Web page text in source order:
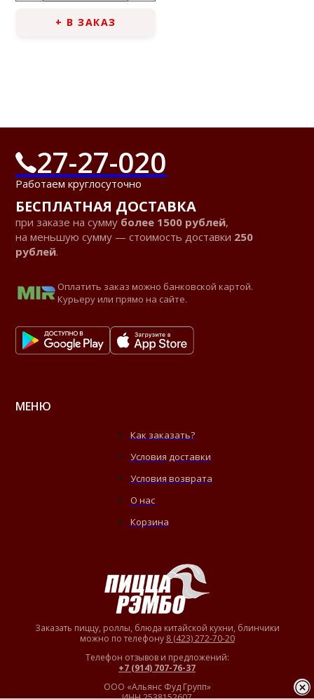
+ В ЗАКАЗ
Заказать пиццу, роллы, блюда китайской кухни, блинчики
можно по телефону 8 (423) 272-70-20
Телефон отзывов и предложений:
+7 (914) 707-76-37
ООО «Альянс Фуд Групп»
27-27-020
Работаем круглосуточно
БЕСПЛАТНАЯ ДОСТАВКА
при заказе на сумму более 1500 рублей,
на меньшую сумму — стоимость доставки 250
рублей.
Оплатить заказ можно банковской картой.
Курьеру или прямо на сайте.
МЕНЮ
Как заказать?
Условия доставки
Условия возврата
О нас
Корзина